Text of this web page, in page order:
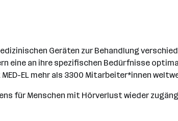
Geräten zur Behandlung
eine an ihre spezifischen Bedürfnisse
EL mehr als 3300 Mitarbeiter*innen
für Menschen mit Hörverlust wieder